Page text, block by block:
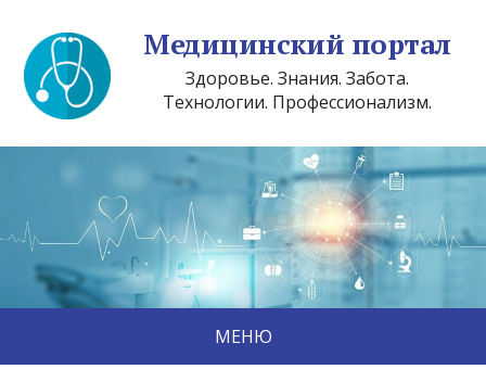
Медицинский портал
Здоровье. Знания. Забота.
Технологии. Профессионализм.
МЕНЮ